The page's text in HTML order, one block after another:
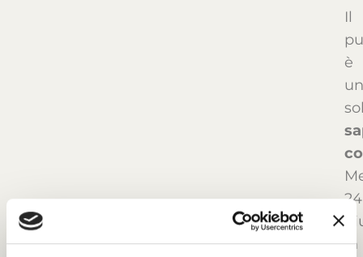
Il
è
24
in